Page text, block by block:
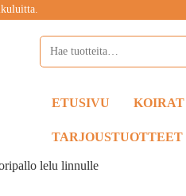
ETUSIVU KOIRAT
TARJOUSTUOTTEET
lelu linnulle